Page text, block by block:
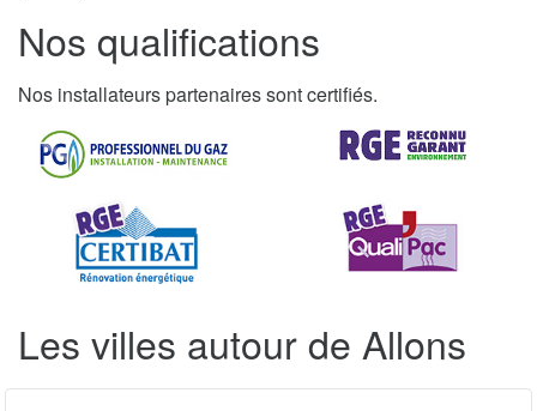
Nos qualifications
Nos installateurs partenaires sont certifiés.
Les villes autour de Allons